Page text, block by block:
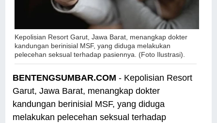
Kepolisian Resort Garut, Jawa Barat, menangkap dokter
kandungan berinisial MSF, yang diduga melakukan
pelecehan seksual terhadap pasiennya. (Foto Ilustrasi).
BENTENGSUMBAR.COM - Kepolisian Resort
Garut, Jawa Barat, menangkap dokter
kandungan berinisial MSF, yang diduga
melakukan pelecehan seksual terhadap